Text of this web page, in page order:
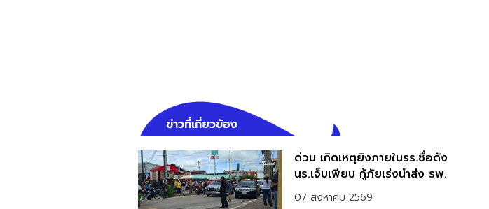
ข่าวที่เกี่ยวข้อง
ด่วน เกิดเหตุยิงภายในรร.ชื่อดัง
นร.เจ็บเพียบ กู้ภัยเร่งนำส่ง รพ.
07 สิงหาคม 2569